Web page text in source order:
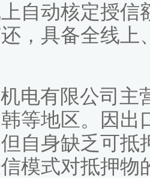
自动核定授信
，具备全线上
电有限公司主
等地区。因出
自身缺乏可抵
模式对抵押物